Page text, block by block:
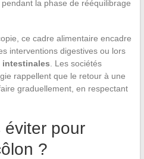
la phase de rééquilibrage
ce cadre alimentaire encadre
interventions digestives ou lors
intestinales . Les sociétés
rappellent que le retour à une
graduellement, en respectant
éviter pour
?